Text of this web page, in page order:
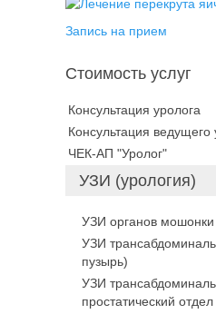
Запись на прием
Стоимость услуг
Консультация уролога
Консультация ведущего
ЧЕК-АП "Уролог"
УЗИ (урология)
УЗИ органов мошонки
УЗИ
пузырь)
УЗИ
простатический